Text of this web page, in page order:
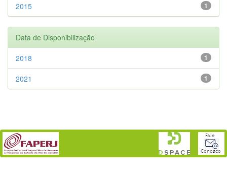
1
2015
Data de Disponibilização
1
2018
1
2021